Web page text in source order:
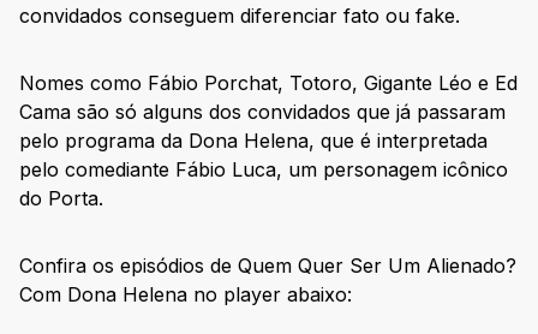
convidados conseguem diferenciar fato ou fake.
Nomes como Fábio Porchat, Totoro, Gigante Léo e Ed
Cama são só alguns dos convidados que já passaram
pelo programa da Dona Helena, que é interpretada
pelo comediante Fábio Luca, um personagem icônico
do Porta.
Confira os episódios de Quem Quer Ser Um Alienado?
Com Dona Helena no player abaixo: